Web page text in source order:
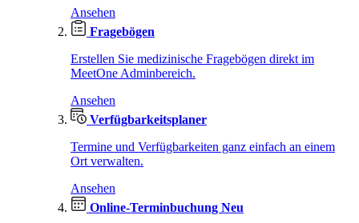
Ansehen
Fragebögen
Erstellen Sie medizinische Fragebögen direkt im
MeetOne Adminbereich.
Ansehen
Verfügbarkeitsplaner
Termine und Verfügbarkeiten ganz einfach an einem
Ort verwalten.
Ansehen
Online-Terminbuchung Neu